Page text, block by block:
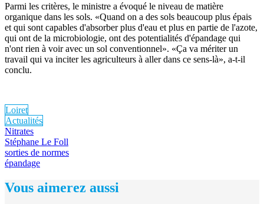
Parmi les critères, le ministre a évoqué le niveau de matière
organique dans les sols. «Quand on a des sols beaucoup plus épais
et qui sont capables d'absorber plus d'eau et plus en partie de l'azote,
qui ont de la microbiologie, ont des potentialités d'épandage qui
n'ont rien à voir avec un sol conventionnel». «Ça va mériter un
travail qui va inciter les agriculteurs à aller dans ce sens-là», a-t-il
conclu.
Loiret
Actualités
Nitrates
Stéphane Le Foll
sorties de normes
épandage
Vous aimerez aussi